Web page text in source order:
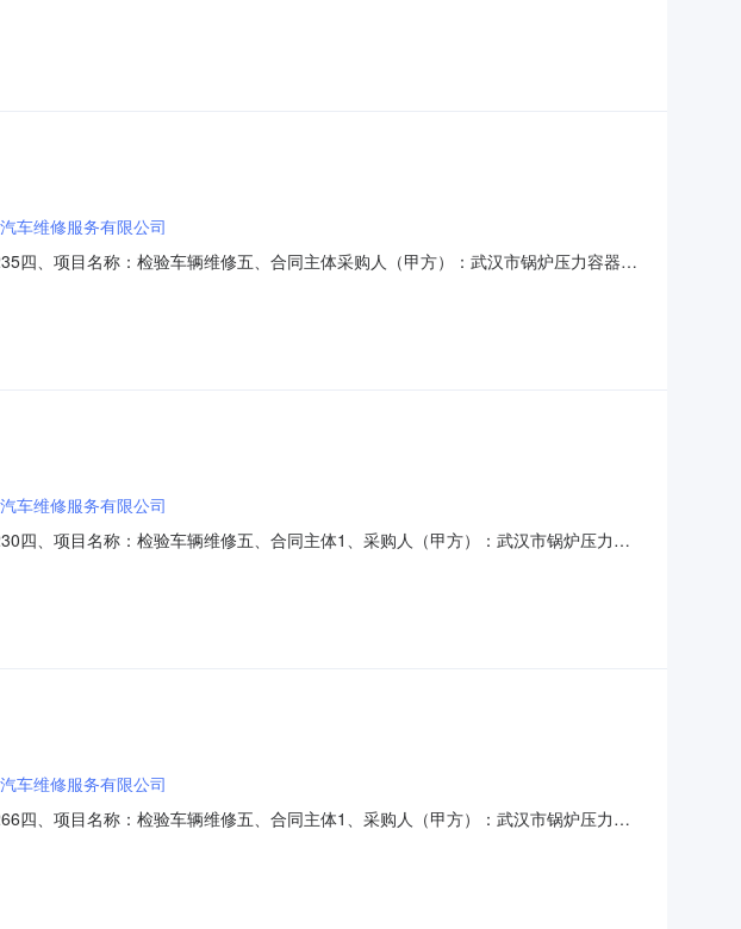
文本3、主要标的数量：1项4、主要标的单价：786.41元5、合同金额
车维修服务有限公司
、项目名称：检验车辆维修五、合同主体采购人（甲方）：武汉市锅炉压力容器检
标的单价：786.41合同金额：0.078641万元履约期限、地点等简要信息
车维修服务有限公司
、项目名称：检验车辆维修五、合同主体1、采购人（甲方）：武汉市锅炉压力容
文本3、主要标的数量：1项4、主要标的单价：786.41元5、合同金额
车维修服务有限公司
、项目名称：检验车辆维修五、合同主体1、采购人（甲方）：武汉市锅炉压力容
文本3、主要标的数量：1项4、主要标的单价：1102.53元5、合同金